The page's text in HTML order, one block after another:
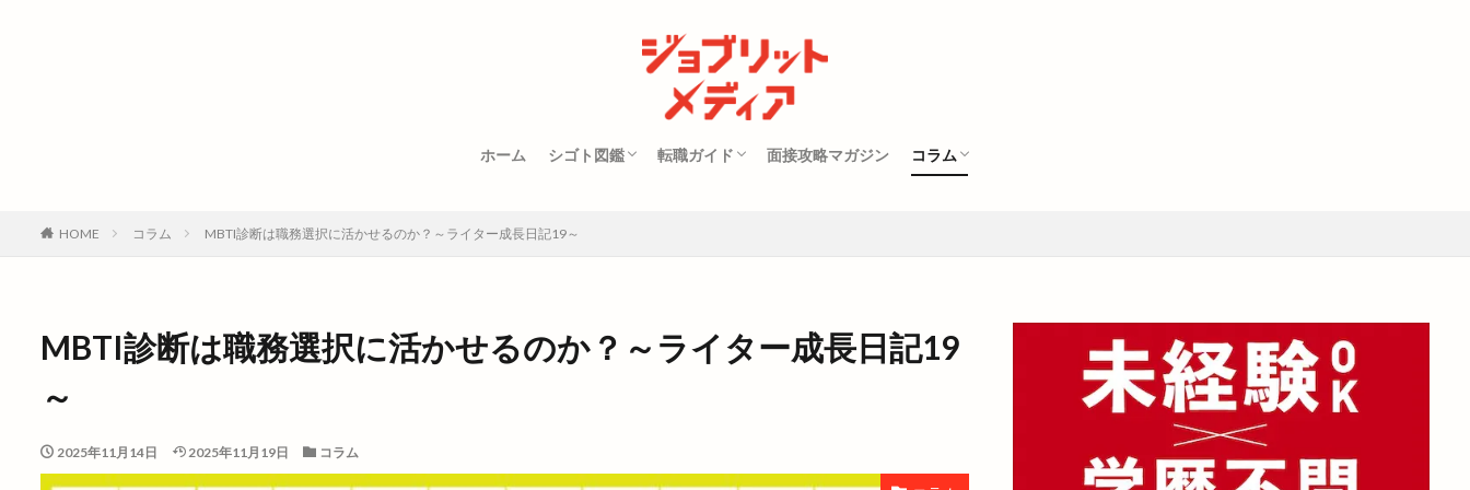
ホーム シゴト図鑑 転職ガイド 面接攻略マガジン コラム
HOME コラム MBTI診断は職務選択に活かせるのか？～ライター成長日記19～
MBTI診断は職務選択に活かせるのか？～ライター成長日記19
～
2025年11月14日 2025年11月19日 コラム